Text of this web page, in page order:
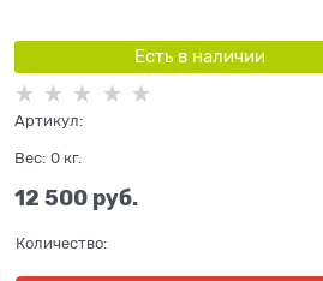
Есть в наличии
Артикул:
Вес: 0 кг.
12 500 руб.
Количество: